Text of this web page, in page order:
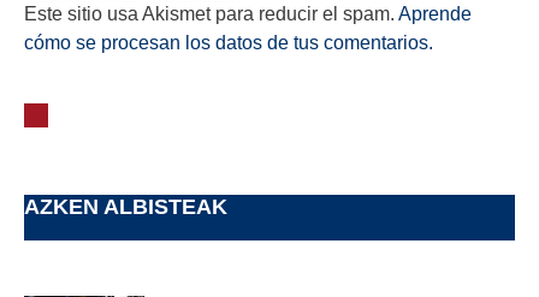
Este sitio usa Akismet para reducir el spam. Aprende
cómo se procesan los datos de tus comentarios.
AZKEN ALBISTEAK